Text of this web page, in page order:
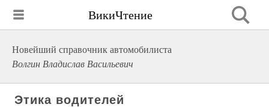
ВикиЧтение
Новейший справочник автомобилиста
Волгин Владислав Васильевич
Этика водителей